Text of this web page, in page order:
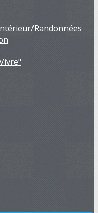
Randonnées